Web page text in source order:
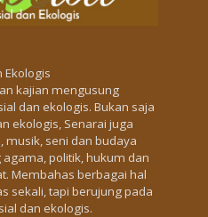
Ekologis
kajian mengusung
dan ekologis. Bukan saja
ekologis, Senarai juga
musik, seni dan budaya
politik, hukum dan
Membahas berbagai hal
sekali, tapi berujung pada
dan ekologis.